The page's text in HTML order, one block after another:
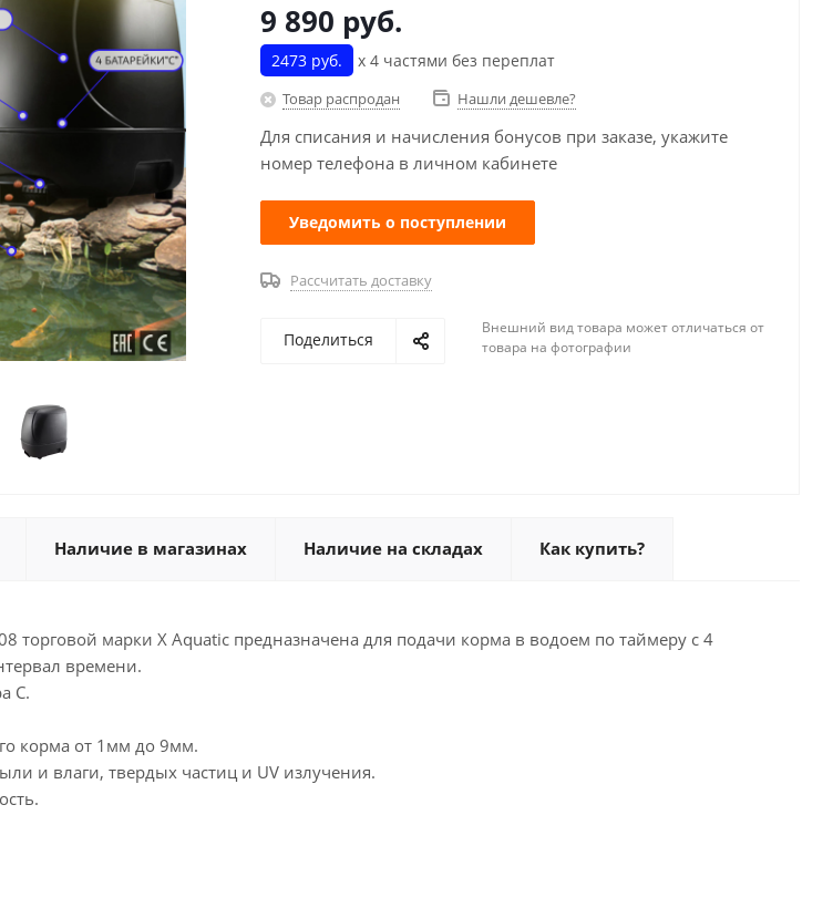
9 890 руб.
2473 руб. х 4 частями без переплат
Товар распродан Нашли дешевле?
Для списания и начисления бонусов при заказе, укажите
номер телефона в личном кабинете
Уведомить о поступлении
Рассчитать доставку
Поделиться
Внешний вид товара может отличаться от
товара на фотографии
Наличие в магазинах Наличие на складах Как купить?
торговой марки X Aquatic предназначена для подачи корма в водоем по таймеру с 4
времени.
С.
корма от 1мм до 9мм.
и влаги, твердых частиц и UV излучения.